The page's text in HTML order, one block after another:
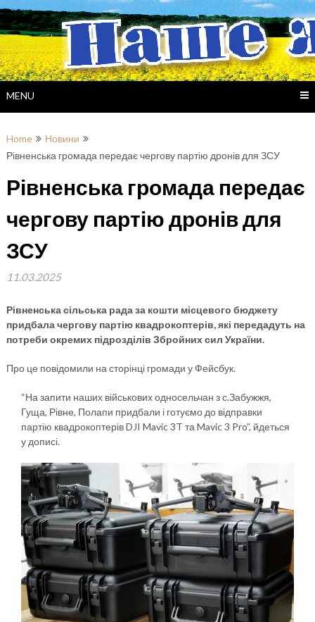
Skip
to
content
MENU
Home
Новини
Рівненська громада передає чергову партію дронів для ЗСУ
Рівненська громада передає
чергову партію дронів для
ЗСУ
11.03.2025
Рівненська сільська рада за кошти місцевого бюджету
придбала чергову партію квадрокоптерів, які передадуть на
потреби окремих підрозділів Збройних сил України.
Про це повідомили на сторінці громади у Фейсбук.
“На запити наших військових односельчан з с.Забужжя,
Гуща, Рівне, Полапи придбали і готуємо до відправки
партію квадрокоптерів DJI Mavic 3T та Mavic 3 Pro”, йдеться
у дописі.